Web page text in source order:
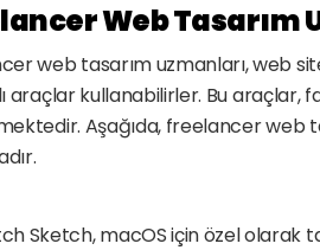
Web Tasarım
web tasarım uzmanları, web
araçlar kullanabilirler. Bu araçlar,
Aşağıda, freelancer web
Sketch, macOS için özel olarak